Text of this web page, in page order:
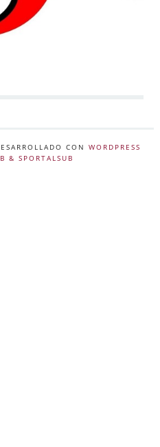
CON WORDPRESS
& SPORTALSUB